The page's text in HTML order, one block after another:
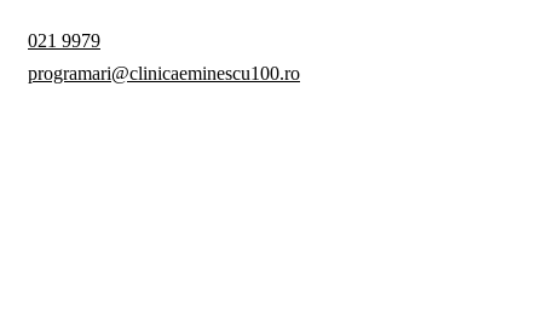
021 9979
programari@clinicaeminescu100.ro